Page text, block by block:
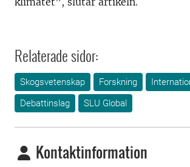
Relaterade sidor:
Skogsvetenskap Forskning
Debattinslag
SLU Global
Kontaktinformation